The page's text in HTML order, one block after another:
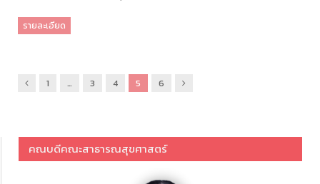
รายละเอียด
ก่อน
1 … 3 4 5 6
ถัด
คณบดีคณะสาธารณสุขศาสตร์